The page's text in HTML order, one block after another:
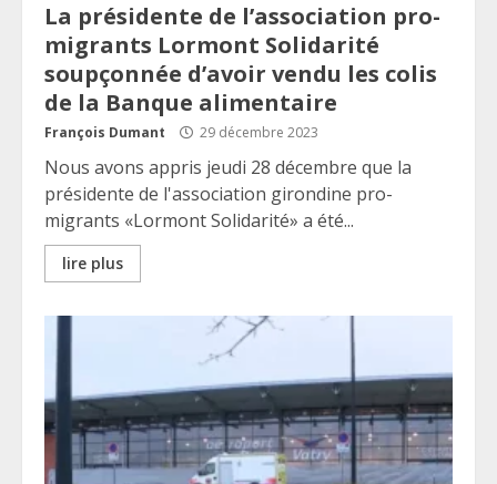
La présidente de l’association pro-
migrants Lormont Solidarité
soupçonnée d’avoir vendu les colis
de la Banque alimentaire
François Dumant 29 décembre 2023
Nous avons appris jeudi 28 décembre que la
présidente de l'association girondine pro-
migrants «Lormont Solidarité» a été...
lire plus